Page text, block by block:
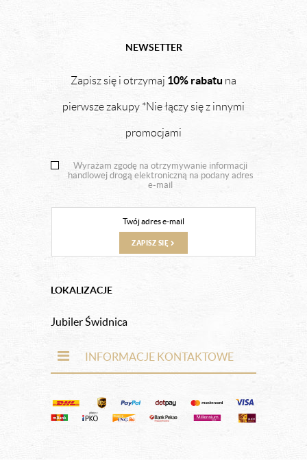
NEWSETTER
Zapisz się i otrzymaj 10% rabatu na
pierwsze zakupy *Nie łączy się z innymi
promocjami
Wyrażam zgodę na otrzymywanie informacji
handlowej drogą elektroniczną na podany adres
e-mail
ZAPISZ SIĘ
LOKALIZACJE
Jubiler Świdnica
INFORMACJE KONTAKTOWE